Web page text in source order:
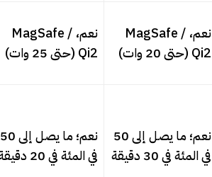
نعم، MagSafe /
Qi2 (حتى 20 وات)
نعم، MagSafe /
Qi2 (حتى 25 وات)
نعم؛ ما يصل إلى 50
في المئة في 30 دقيقة
نعم؛ ما يصل إلى 50
في المئة في 20 دقيقة